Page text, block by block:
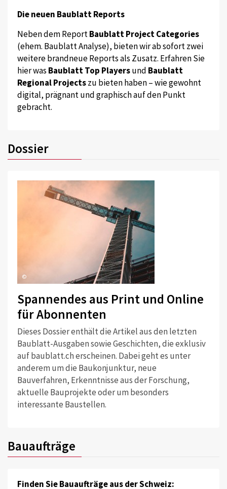
Die neuen Baublatt Reports
Neben dem ReportBaublatt Project Categories
(ehem. Baublatt Analyse), bieten wir ab sofort zwei
weitere brandneue Reports als Zusatz. Erfahren Sie
hier was Baublatt Top Playersund Baublatt
Regional Projectszu bieten haben – wie gewohnt
digital, prägnant und graphisch auf den Punkt
gebracht.
Dossier
©
Spannendes aus Print und Online
für Abonnenten
Dieses Dossier enthält die Artikel aus den letzten
Baublatt-Ausgaben sowie Geschichten, die exklusiv
auf baublatt.ch erscheinen. Dabei geht es unter
anderem um die Baukonjunktur, neue
Bauverfahren, Erkenntnisse aus der Forschung,
aktuelle Bauprojekte oder um besonders
interessante Baustellen.
Bauaufträge
Finden Sie Bauaufträge aus der Schweiz: